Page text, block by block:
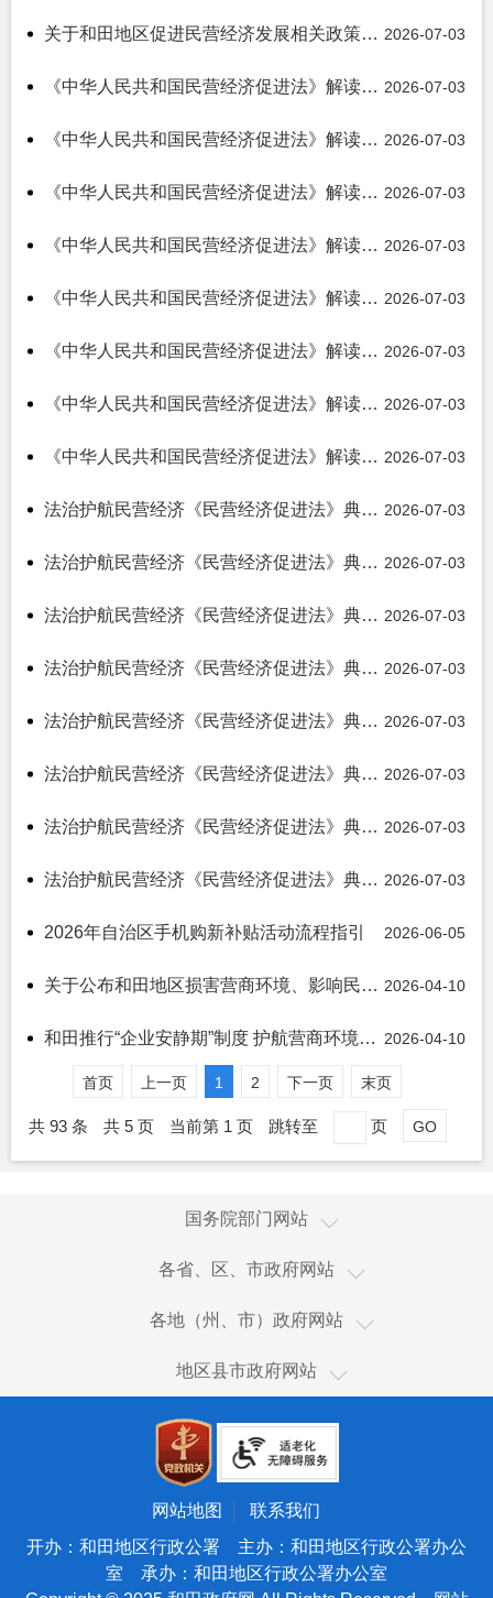
2026-07-03
关于和田地区促进民营经济发展相关政策的情况说明
2026-07-03
《中华人民共和国民营经济促进法》解读（八）
2026-07-03
《中华人民共和国民营经济促进法》解读（七）
2026-07-03
《中华人民共和国民营经济促进法》解读（六）
2026-07-03
《中华人民共和国民营经济促进法》解读（五）
2026-07-03
《中华人民共和国民营经济促进法》解读（四）
2026-07-03
《中华人民共和国民营经济促进法》解读（三）
2026-07-03
《中华人民共和国民营经济促进法》解读（二）
2026-07-03
《中华人民共和国民营经济促进法》解读（一）
2026-07-03
法治护航民营经济《民营经济促进法》典型案例视频（八）
2026-07-03
法治护航民营经济《民营经济促进法》典型案例视频（七）
2026-07-03
法治护航民营经济《民营经济促进法》典型案例视频（六）
2026-07-03
法治护航民营经济《民营经济促进法》典型案例视频（五）
2026-07-03
法治护航民营经济《民营经济促进法》典型案例视频（四）
2026-07-03
法治护航民营经济《民营经济促进法》典型案例视频（三）
2026-07-03
法治护航民营经济《民营经济促进法》典型案例视频（二）
2026-07-03
法治护航民营经济《民营经济促进法》典型案例视频（一）
2026-06-05
2026年自治区手机购新补贴活动流程指引
2026-04-10
关于公布和田地区损害营商环境、影响民营经济发展问题线索举报投诉方式的通告
2026-04-10
和田推行“企业安静期”制度 护航营商环境提质增效
首页 上一页 1 2 下一页 末页
共 93 条 共 5 页 当前第 1 页 跳转至 页 GO
国务院部门网站
国家国际发展合作署
国家体育总局
国家广播电视总局
海关总署
国务院国有资产监督管理委员会
国家海洋局
国家原子能机构
各省、区、市政府网站
新疆
澳门
台湾
天津
北京
宁夏
青海
甘肃
各地（州、市）政府网站
乌鲁木齐市
塔城地区
博尔塔拉蒙古自治州
昌吉回族自治州
吐鲁番市
哈密市
地区县市政府网站
和田市
和田县
皮山县
墨玉县
洛浦县
策勒县
于田县
网站地图
联系我们
开办：和田地区行政公署 主办：和田地区行政公署办公
室 承办：和田地区行政公署办公室